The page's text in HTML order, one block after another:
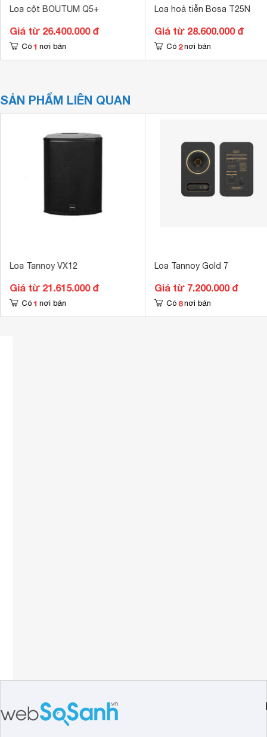
Loa cột BOUTUM Q5+
Giá từ 26.400.000 đ
Có 1 nơi bán
Loa hoả tiễn Bosa T25N
Giá từ 28.600.000 đ
Có 2 nơi bán
SẢN PHẨM LIÊN QUAN
Loa Tannoy VX12
Giá từ 21.615.000 đ
Có 1 nơi bán
Loa Tannoy Gold 7
Giá từ 7.200.000 đ
Có 8 nơi bán